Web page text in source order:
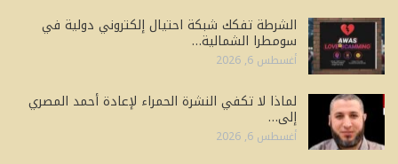
الشرطة تفكك شبكة احتيال إلكتروني دولية في
سومطرا الشمالية…
أغسطس 6, 2026
لماذا لا تكفي النشرة الحمراء لإعادة أحمد المصري
إلى…
أغسطس 6, 2026